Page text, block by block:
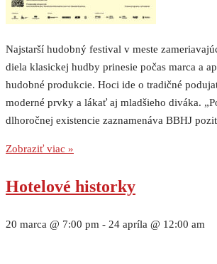
Najstarší hudobný festival v meste
diela klasickej hudby prinesie počas marca a
hudobné produkcie. Hoci ide o tradičné
moderné prvky a lákať aj mladšieho diváka.
dlhoročnej existencie zaznamenáva BBHJ
Zobraziť viac »
Hotelové historky
20 marca @ 7:00 pm - 24 apríla @ 12:00 am